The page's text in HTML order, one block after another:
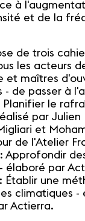
à
et de la
de trois
les acteurs
et maîtres
- de passer à
Planifier le
par Julien
et
de l'Atelier
Approfondir
élaboré par
Établir une
climatiques -
Actierra.